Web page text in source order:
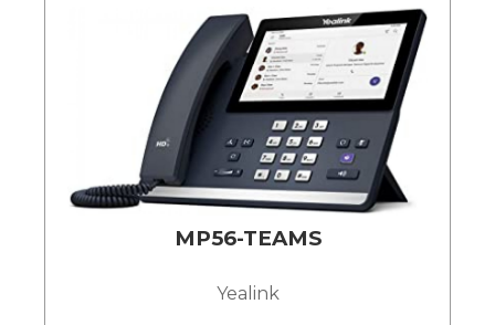
MP56-TEAMS
Yealink